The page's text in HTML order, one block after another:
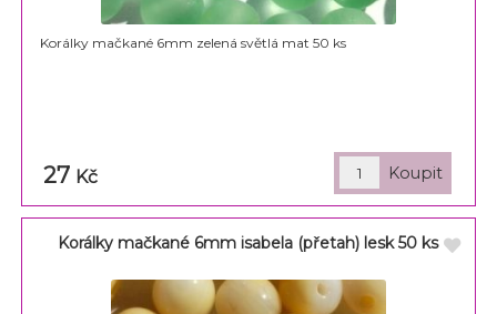
Korálky mačkané 6mm zelená světlá mat 50 ks
27 Kč
Korálky mačkané 6mm isabela (přetah) lesk 50 ks